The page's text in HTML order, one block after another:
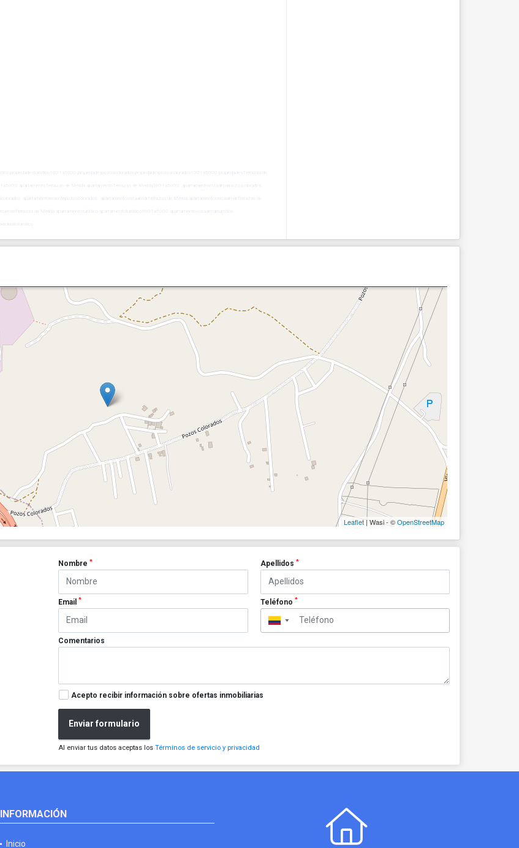
Leaflet | Wasi - ©OpenStreetMap
Nombre* Apellidos *
Email* Teléfono *
▼
Comentarios
Acepto recibir información sobre ofertas inmobiliarias
Enviar formulario
Al enviar tus datos aceptas losTérminos de servicio y privacidad
INFORMACIÓN
Inicio